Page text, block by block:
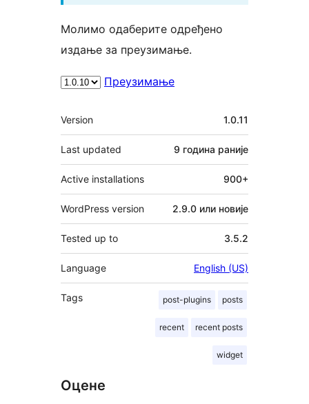
Молимо одаберите одређено
издање за преузимање.
Преузимање
Мета
Version 1.0.11
Last updated 9 година раније
Active installations 900+
WordPress version 2.9.0 или новије
Tested up to 3.5.2
Language English (US)
Tags post-plugins posts
recent recent posts
widget
Оцене